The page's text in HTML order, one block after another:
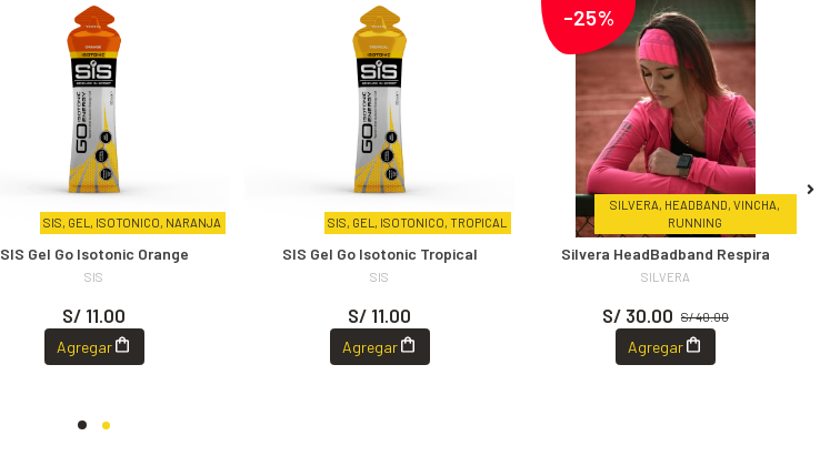
SIS, GEL, ISOTONICO, NARANJA
SIS Gel Go Isotonic Orange
SIS
S/ 11.00
Agregar
SIS, GEL, ISOTONICO, TROPICAL
SIS Gel Go Isotonic Tropical
SIS
S/ 11.00
Agregar
-25%
SILVERA, HEADBAND, VINCHA,
RUNNING
Silvera HeadBadband Respira
SILVERA
S/ 40.00
S/ 30.00
Agregar